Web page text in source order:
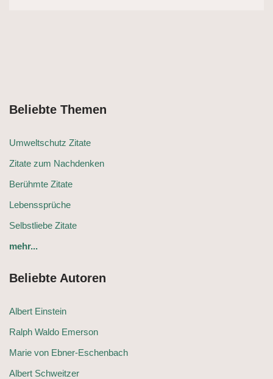
Beliebte Themen
Umweltschutz Zitate
Zitate zum Nachdenken
Berühmte Zitate
Lebenssprüche
Selbstliebe Zitate
mehr...
Beliebte Autoren
Albert Einstein
Ralph Waldo Emerson
Marie von Ebner-Eschenbach
Albert Schweitzer